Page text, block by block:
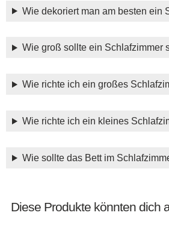
Wie dekoriert man am besten ein
Wie groß sollte ein Schlafzimmer
Wie richte ich ein großes
Wie richte ich ein kleines
Wie sollte das Bett im
Diese Produkte könnten dich